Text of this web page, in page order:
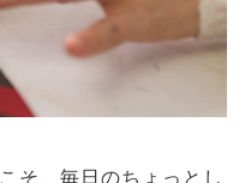
そ、毎日のちょっとし